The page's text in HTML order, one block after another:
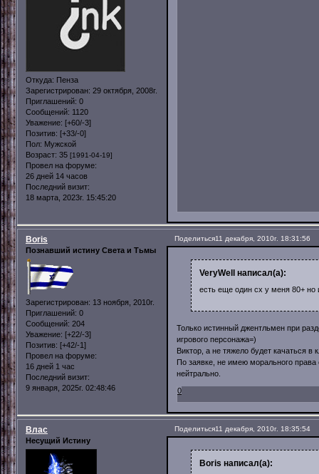
Откуда: Пенза
Зарегистрирован: 29 октября, 2008г.
Приглашений: 0
Сообщений: 1120
Уважение: [+60/-3]
Позитив: [+33/-0]
Пол: Мужской
Возраст: 35 [1991-04-19]
Провел на форуме:
26 дней 14 часов
Последний визит:
18 марта, 2023г. 15:45:20
Поделиться11 декабря, 2010г. 18:31:56
Boris
Познавший истину Света и Тьмы
Зарегистрирован: 13 ноября, 2010г.
Приглашений: 0
Сообщений: 204
Уважение: [+22/-3]
Позитив: [+42/-1]
Провел на форуме:
16 дней 1 час
Последний визит:
9 января, 2025г. 02:48:46
VeryWell написал(а):
есть еще один сх у меня 80+
Только истинный джентльмен при
игрового персонажа=)
Виктор, а не тяжело будет качаться в
По заявке, не имею морального
нейтрально.
0
Поделиться11 декабря, 2010г. 18:35:54
Влас
Несущий Истину
Boris написал(а):